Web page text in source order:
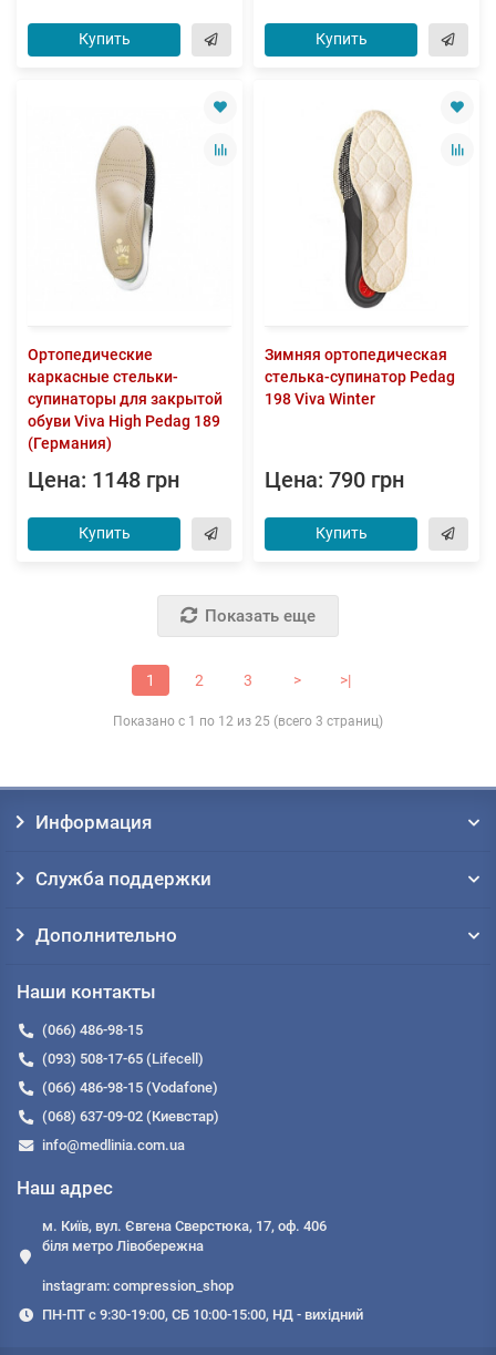
Купить Купить
Ортопедические
каркасные стельки-
супинаторы для закрытой
обуви Viva High Pedag 189
(Германия)
Цена: 1148 грн
Купить
Зимняя ортопедическая
стелька-супинатор Pedag
198 Viva Winter
Цена: 790 грн
Купить
Показать еще
1 2 3 > >|
Показано с 1 по 12 из 25 (всего 3 страниц)
Информация
Служба поддержки
Дополнительно
Наши контакты
(066) 486-98-15
(093) 508-17-65 (Lifecell)
(066) 486-98-15 (Vodafone)
(068) 637-09-02 (Киевстар)
info@medlinia.com.ua
Наш адрес
м. Київ, вул. Євгена Сверстюка, 17, оф. 406
біля метро Лівобережна
instagram: compression_shop
ПН-ПТ с 9:30-19:00, СБ 10:00-15:00, НД - вихідний